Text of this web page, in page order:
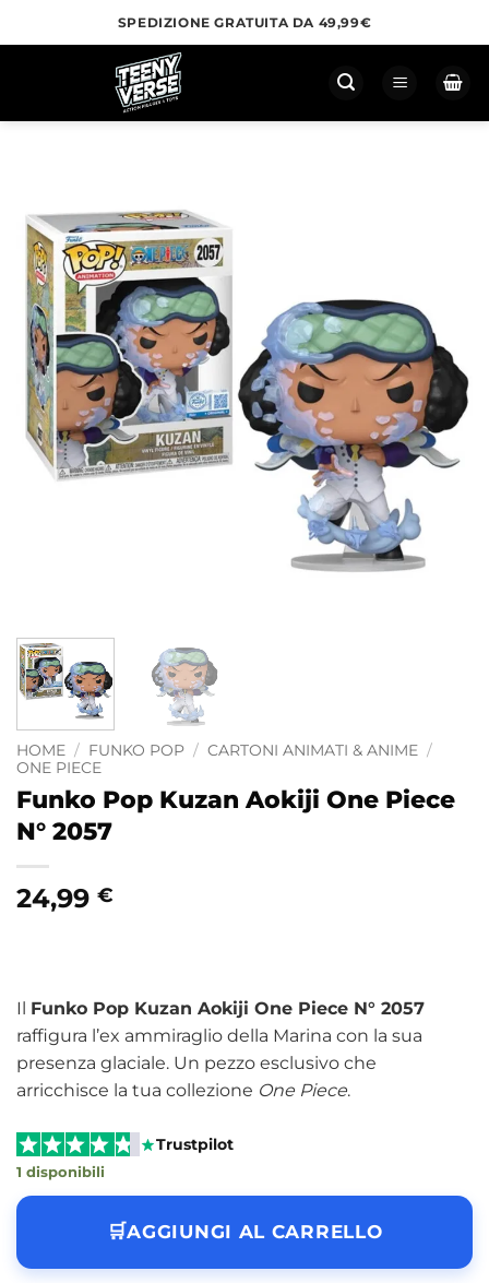
ai
SPEDIZIONE GRATUITA DA 49,99€
HOME / FUNKO POP / CARTONI ANIMATI & ANIME /
ONE PIECE
Funko Pop Kuzan Aokiji One Piece
N° 2057
24,99 €
Il Funko Pop Kuzan Aokiji One Piece N° 2057
raffigura l’ex ammiraglio della Marina con la sua
presenza glaciale. Un pezzo esclusivo che
arricchisce la tua collezione One Piece.
Trustpilot
1 disponibili
AGGIUNGI AL CARRELLO